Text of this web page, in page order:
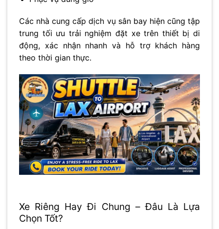
Các nhà cung cấp dịch vụ sân bay hiện cũng tập
trung tối ưu trải nghiệm đặt xe trên thiết bị di
động, xác nhận nhanh và hỗ trợ khách hàng
theo thời gian thực.
Xe Riêng Hay Đi Chung – Đâu Là Lựa
Chọn Tốt?